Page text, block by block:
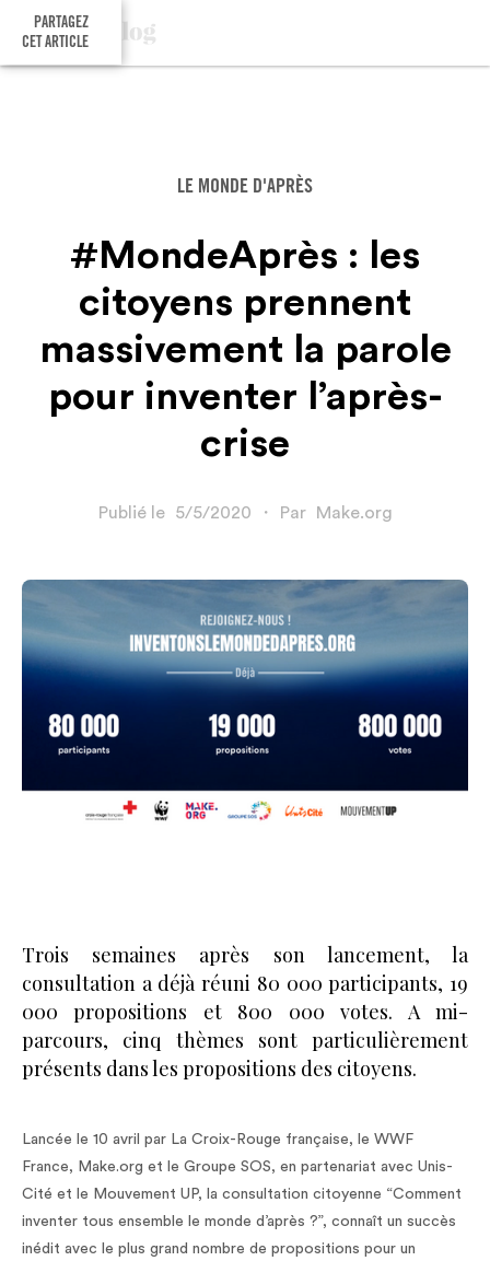
PARTAGEZ
CET ARTICLE
LE MONDE D'APRÈS
#MondeAprès : les
citoyens prennent
massivement la parole
pour inventer l’après-
crise
Publié le 5/5/2020 ・ Par Make.org
Trois semaines après son lancement, la
consultation a déjà réuni 80 000 participants, 19
000 propositions et 800 000 votes. A mi-
parcours, cinq thèmes sont particulièrement
présents dans les propositions des citoyens.
Lancée le 10 avril par La Croix-Rouge française, le WWF
France, Make.org et le Groupe SOS, en partenariat avec Unis-
Cité et le Mouvement UP, la consultation citoyenne “Comment
inventer tous ensemble le monde d’après ?”, connaît un succès
inédit avec le plus grand nombre de propositions pour un